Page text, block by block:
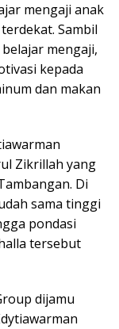
mengaji anak
Sambil
mengaji,
kepada
dan makan
Zikrillah yang
Di
sama tinggi
pondasi
tersebut
dijamu